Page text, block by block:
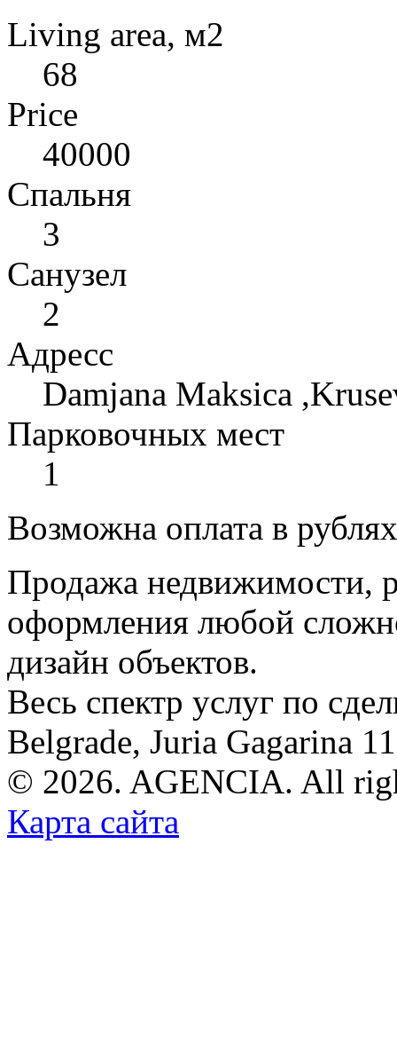
Living area, м2
68
Price
40000
Спальня
3
Санузел
2
Адресс
Damjana Maksica
Парковочных мест
1
Возможна оплата в
Продажа недвижимости,
оформления любой
дизайн объектов.
Весь спектр услуг по
Belgrade, Juria Gagarina
© 2026. AGENCIA. All
Карта сайта